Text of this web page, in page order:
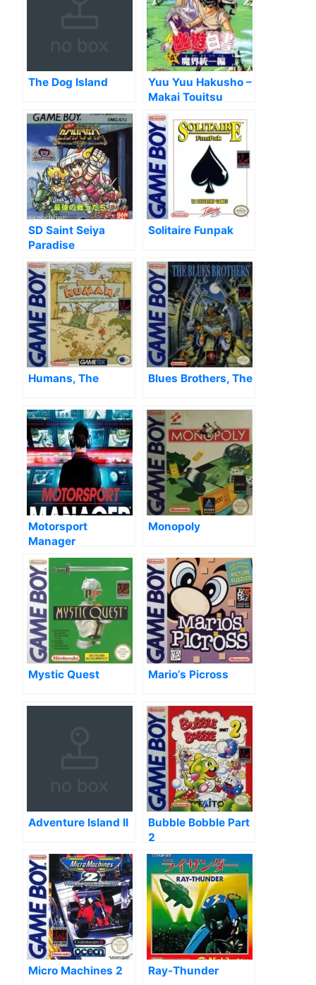
The Dog Island
Yuu Yuu Hakusho –
Makai Touitsu
SD Saint Seiya
Paradise
Solitaire Funpak
Humans, The Blues Brothers, The
Motorsport
Manager
Monopoly
Mystic Quest Mario’s Picross
Adventure Island II
Bubble Bobble Part
2
Micro Machines 2 Ray-Thunder